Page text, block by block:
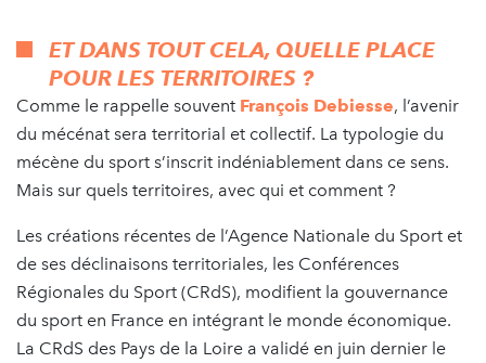
ET DANS TOUT CELA, QUELLE PLACE
POUR LES TERRITOIRES ?
Comme le rappelle souvent François Debiesse, l’avenir
du mécénat sera territorial et collectif. La typologie du
mécène du sport s’inscrit indéniablement dans ce sens.
Mais sur quels territoires, avec qui et comment ?
Les créations récentes de l’Agence Nationale du Sport et
de ses déclinaisons territoriales, les Conférences
Régionales du Sport (CRdS), modifient la gouvernance
du sport en France en intégrant le monde économique.
La CRdS des Pays de la Loire a validé en juin dernier le